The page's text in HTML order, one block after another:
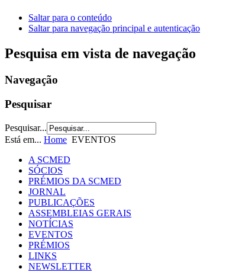
Saltar para o conteúdo
Saltar para navegação principal e autenticação
Pesquisa em vista de navegação
Navegação
Pesquisar
Pesquisar...
Está em... Home EVENTOS
A SCMED
SÓCIOS
PRÉMIOS DA SCMED
JORNAL
PUBLICAÇÕES
ASSEMBLEIAS GERAIS
NOTÍCIAS
EVENTOS
PRÉMIOS
LINKS
NEWSLETTER